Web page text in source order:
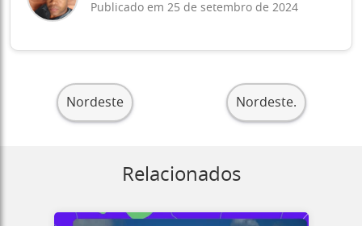
Publicado em 25 de setembro de 2024
Nordeste Nordeste.
Relacionados